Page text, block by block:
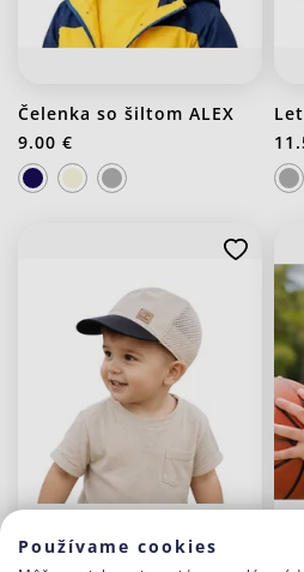
Čelenka so šiltom ALEX
9.00 €
Používame cookies